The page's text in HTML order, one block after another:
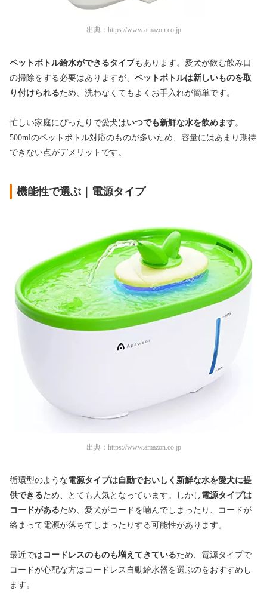
出典： https://www.amazon.co.jp
ペットボトル給水ができるタイプもあります。愛犬が飲む飲み口
の掃除をする必要はありますが、 ペットボトルは新しいものを取
り付けられるため、洗わなくてもよくお手入れが簡単です。
忙しい家庭にぴったりで愛犬はいつでも新鮮な水を飲めます。
500mlのペットボトル対応のものが多いため、容量にはあまり期待
できない点がデメリットです。
機能性で選ぶ｜電源タイプ
出典： https://www.amazon.co.jp
循環型のような電源タイプは自動でおいしく新鮮な水を愛犬に提
供できるため、とても人気となっています。しかし 電源タイプは
コードがあるため、愛犬がコードを噛んでしまったり、コードが
絡まって電源が落ちてしまったりする可能性があります。
最近では コードレスのものも増えてきているため、電源タイプで
コードが心配な方はコードレス自動給水器を選ぶのをおすすめし
ます。